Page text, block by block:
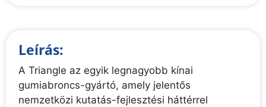
Leírás:
A Triangle az egyik legnagyobb kínai
gumiabroncs-gyártó, amely jelentős
nemzetközi kutatás-fejlesztési háttérrel